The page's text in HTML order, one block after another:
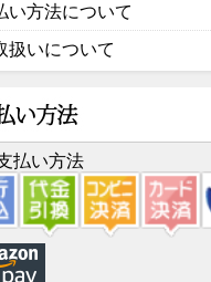
い方法について
扱いについて
払い方法